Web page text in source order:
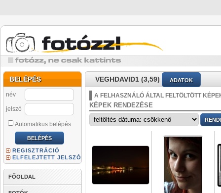
BELÉPÉS
név
jelszó
Automatikus belépés
REGISZTRÁCIÓ
ELFELEJTETT JELSZÓ
FŐOLDAL
VEGHDAVID1 (3,59) ADATOK
A FELHASZNÁLÓ ÁLTAL FELTÖLTÖTT
KÉPEK RENDEZÉSE